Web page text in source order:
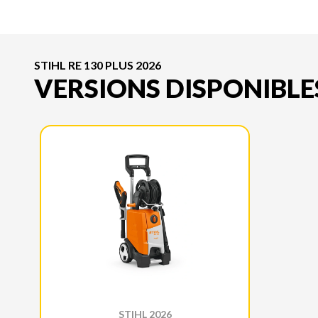
STIHL RE 130 PLUS 2026
VERSIONS
STIHL 2026